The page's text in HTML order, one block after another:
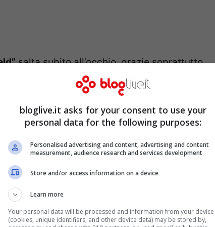
salta subito all’occhio, grazie soprattutto
hanno contribuito a mantenere intatto lo
dagli appassionati della serie il
del cartone.
disponibile però in versioneFremium.
più rapidamente, potranno acquistare
le ciambelle per andare avanti
potrete sempre trovarle nel corso del
necessita iOS 4.0 e superiori, iPad di prima
bloglive.it asks for your consent to use your
personal data for the following purposes:
Personalised advertising and content, advertising and content
measurement, audience research and services development
Store and/or access information on a device
Learn more
Your personal data will be processed and information from your device
(cookies, unique identifiers, and other device data) may be stored by,